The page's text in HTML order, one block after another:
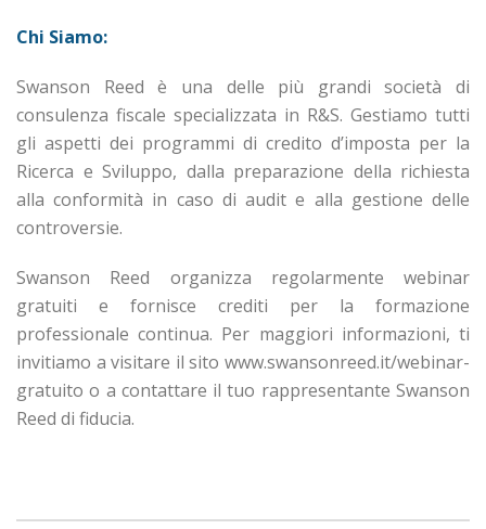
Chi Siamo:
Swanson Reed è una delle più grandi società di
consulenza fiscale specializzata in R&S. Gestiamo tutti
gli aspetti dei programmi di credito d’imposta per la
Ricerca e Sviluppo, dalla preparazione della richiesta
alla conformità in caso di audit e alla gestione delle
controversie.
Swanson Reed organizza regolarmente webinar
gratuiti e fornisce crediti per la formazione
professionale continua. Per maggiori informazioni, ti
invitiamo a visitare il sito www.swansonreed.it/webinar-
gratuito o a contattare il tuo rappresentante Swanson
Reed di fiducia.